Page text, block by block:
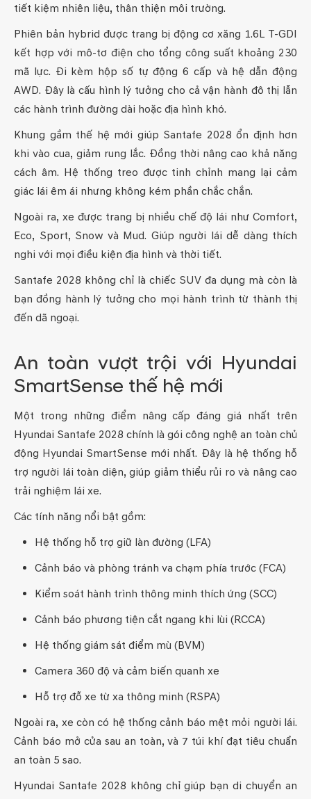
tiết kiệm nhiên liệu, thân thiện môi trường.
Phiên bản hybrid được trang bị động cơ xăng 1.6L T-GDI
kết hợp với mô-tơ điện cho tổng công suất khoảng 230
mã lực. Đi kèm hộp số tự động 6 cấp và hệ dẫn động
AWD. Đây là cấu hình lý tưởng cho cả vận hành đô thị lẫn
các hành trình đường dài hoặc địa hình khó.
Khung gầm thế hệ mới giúp Santafe 2028 ổn định hơn
khi vào cua, giảm rung lắc. Đồng thời nâng cao khả năng
cách âm. Hệ thống treo được tinh chỉnh mang lại cảm
giác lái êm ái nhưng không kém phần chắc chắn.
Ngoài ra, xe được trang bị nhiều chế độ lái như Comfort,
Eco, Sport, Snow và Mud. Giúp người lái dễ dàng thích
nghi với mọi điều kiện địa hình và thời tiết.
Santafe 2028 không chỉ là chiếc SUV đa dụng mà còn là
bạn đồng hành lý tưởng cho mọi hành trình từ thành thị
đến dã ngoại.
An toàn vượt trội với Hyundai
SmartSense thế hệ mới
Một trong những điểm nâng cấp đáng giá nhất trên
Hyundai Santafe 2028 chính là gói công nghệ an toàn chủ
động Hyundai SmartSense mới nhất. Đây là hệ thống hỗ
trợ người lái toàn diện, giúp giảm thiểu rủi ro và nâng cao
trải nghiệm lái xe.
Các tính năng nổi bật gồm:
Hệ thống hỗ trợ giữ làn đường (LFA)
Cảnh báo và phòng tránh va chạm phía trước (FCA)
Kiểm soát hành trình thông minh thích ứng (SCC)
Cảnh báo phương tiện cắt ngang khi lùi (RCCA)
Hệ thống giám sát điểm mù (BVM)
Camera 360 độ và cảm biến quanh xe
Hỗ trợ đỗ xe từ xa thông minh (RSPA)
Ngoài ra, xe còn có hệ thống cảnh báo mệt mỏi người lái.
Cảnh báo mở cửa sau an toàn, và 7 túi khí đạt tiêu chuẩn
an toàn 5 sao.
Hyundai Santafe 2028 không chỉ giúp bạn di chuyển an